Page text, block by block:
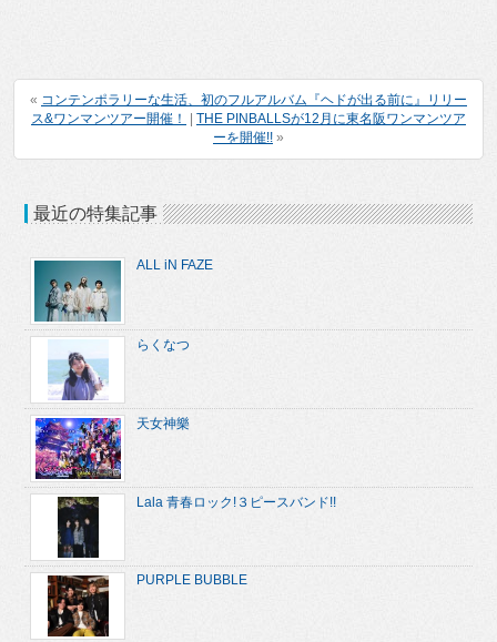
« コンテンポラリーな生活、初のフルアルバム『ヘドが出る前に』リリー
ス&ワンマンツアー開催！
| THE PINBALLSが12月に東名阪ワンマンツア
ーを開催!! »
最近の特集記事
ALL iN FAZE
らくなつ
天女神樂
Lala 青春ロック!３ピースバンド!!
PURPLE BUBBLE